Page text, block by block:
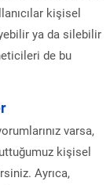
kişisel
ya da silebilir
de bu
varsa,
kişisel
Ayrıca,